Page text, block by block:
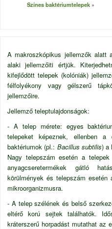
Színes baktériumtelepek
A makroszkópikus jellemzők alatt
alaki jellemzőiti értjük.
kifejlődött telepek (kolóniák)
félfolyékony vagy gélszerű
jellemzőire.
Jellemző teleptulajdonságok:
- A telep mérete: egyes
telepeket képeznek, ellenben a
baktériumok (pl.: Bacillus subtilis) a
Nagy telepszám esetén a
anyagcseretermékek gátló
körülmények és telepszám
mikroorganizmusra.
- A telep szélének és belső
eltérő korú sejtek találhatók.
kráterszerű horpadást mutathat az